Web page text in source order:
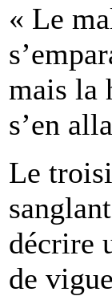
« Le
mais la
s’en
Le
décrire
de